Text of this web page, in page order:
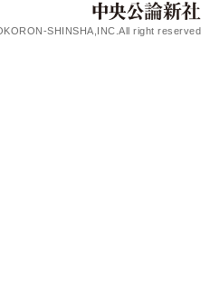
SHINSHA,INC.All right reserved